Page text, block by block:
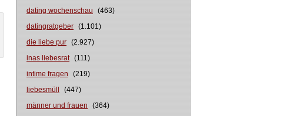
dating wochenschau
(463)
datingratgeber (1.101)
die liebe pur (2.927)
inas liebesrat (111)
intime fragen
(219)
liebesmüll
(447)
männer und frauen
(364)